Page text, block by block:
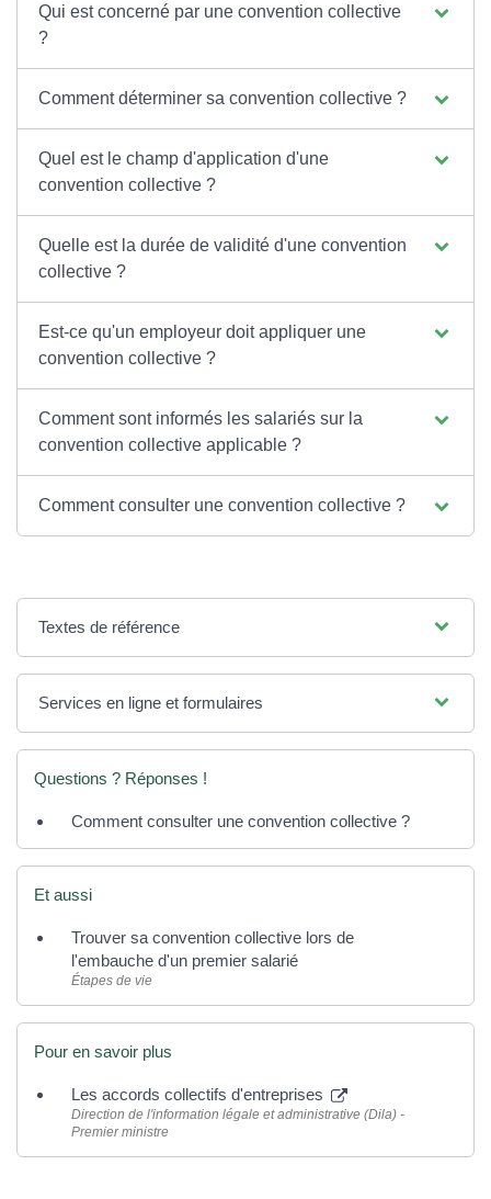
Qui est concerné par une convention collective
?
Comment déterminer sa convention collective ?
Quel est le champ d'application d'une
convention collective ?
Quelle est la durée de validité d'une convention
collective ?
Est-ce qu'un employeur doit appliquer une
convention collective ?
Comment sont informés les salariés sur la
convention collective applicable ?
Comment consulter une convention collective ?
Textes de référence
Services en ligne et formulaires
Questions ? Réponses !
Comment consulter une convention collective ?
Et aussi
Trouver sa convention collective lors de
l'embauche d'un premier salarié
Étapes de vie
Pour en savoir plus
Les accords collectifs d'entreprises
Direction de l'information légale et administrative (Dila) -
Premier ministre